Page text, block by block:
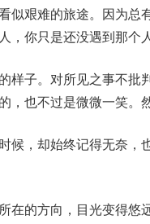
艰难的旅途。因为总
，你只是还没遇到那个人
子。对所见之事不批
，也不过是微微一笑。
，却始终记得无奈，
在的方向，目光变得